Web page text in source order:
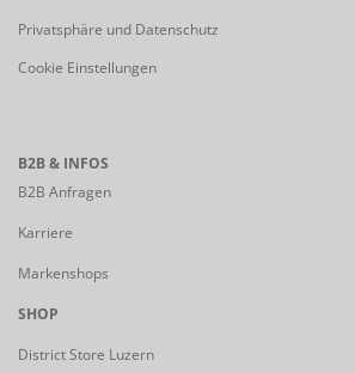
Privatsphäre und Datenschutz
Cookie Einstellungen
B2B & INFOS
B2B Anfragen
Karriere
Markenshops
SHOP
District Store Luzern